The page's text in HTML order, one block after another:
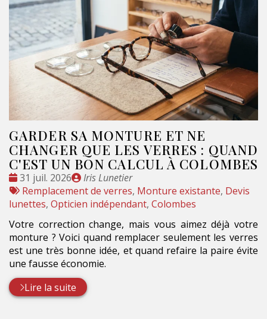
GARDER SA MONTURE ET NE
CHANGER QUE LES VERRES : QUAND
C'EST UN BON CALCUL À COLOMBES
Date
:
31 juil. 2026
Publié
par
Iris Lunetier
Tags
:
Remplacement de verres, Monture existante, Devis
lunettes, Opticien indépendant, Colombes
Votre correction change, mais vous aimez déjà votre
monture ? Voici quand remplacer seulement les verres
est une très bonne idée, et quand refaire la paire évite
une fausse économie.
Lire la suite